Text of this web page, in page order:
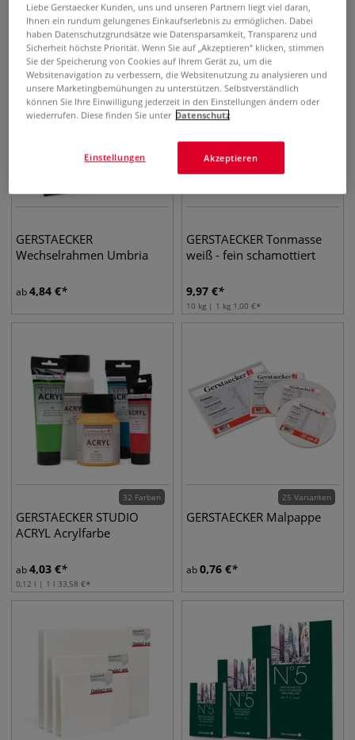
1,61€ ab 7,26€
0,75 l | 1 l 9,68 €
GERSTAECKER
Wechselrahmen Umbria
ab4,84 €
GERSTAECKER Tonmasse
weiß - fein schamottiert
9,97 €
10 kg | 1 kg 1,00 €
32 Farben
GERSTAECKER STUDIO
ACRYL Acrylfarbe
ab4,03 €
0,12 l | 1 l 33,58 €
25 Varianten
GERSTAECKER Malpappe
ab0,76 €
Liebe Gerstaecker Kunden, uns und unseren Partnern liegt viel daran,
Ihnen ein rundum gelungenes Einkaufserlebnis zu ermöglichen. Dabei
haben Datenschutzgrundsätze wie Datensparsamkeit, Transparenz und
Sicherheit höchste Priorität. Wenn Sie auf „Akzeptieren“ klicken, stimmen
Sie der Speicherung von Cookies auf Ihrem Gerät zu, um die
Websitenavigation zu verbessern, die Websitenutzung zu analysieren und
unsere Marketingbemühungen zu unterstützen. Selbstverständlich
können Sie Ihre Einwilligung jederzeit in den Einstellungen ändern oder
wiederrufen. Diese finden Sie unter Datenschutz
Akzeptieren
Einstellungen